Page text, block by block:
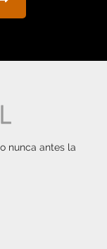
nunca antes la